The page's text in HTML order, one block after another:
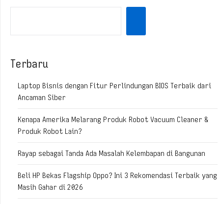
Terbaru
Laptop Bisnis dengan Fitur Perlindungan BIOS Terbaik dari
Ancaman Siber
Kenapa Amerika Melarang Produk Robot Vacuum Cleaner &
Produk Robot Lain?
Rayap sebagai Tanda Ada Masalah Kelembapan di Bangunan
Beli HP Bekas Flagship Oppo? Ini 3 Rekomendasi Terbaik yang
Masih Gahar di 2026